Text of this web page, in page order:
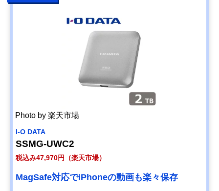
Photo by 楽天市場
I-O DATA
SSMG-UWC2
税込み47,970円（楽天市場）
MagSafe対応でiPhoneの動画も楽々保存